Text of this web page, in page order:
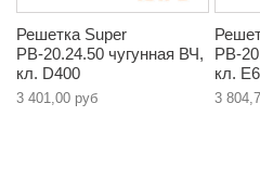
Решетка Super
РВ-20.24.50 чугунная ВЧ,
кл. D400
3 401,00 руб
РВ-
кл.
3